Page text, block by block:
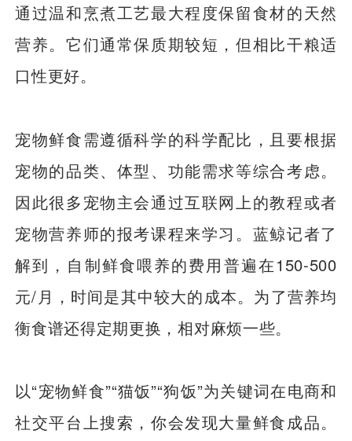
通过温和烹煮工艺最大程度保留食材的天然
营养。它们通常保质期较短，但相比干粮适
口性更好。
宠物鲜食需遵循科学的科学配比，且要根据
宠物的品类、体型、功能需求等综合考虑。
因此很多宠物主会通过互联网上的教程或者
宠物营养师的报考课程来学习。蓝鲸记者了
解到，自制鲜食喂养的费用普遍在150-500
元/月，时间是其中较大的成本。为了营养均
衡食谱还得定期更换，相对麻烦一些。
以“宠物鲜食”“猫饭”“狗饭”为关键词在电商和
社交平台上搜索，你会发现大量鲜食成品。